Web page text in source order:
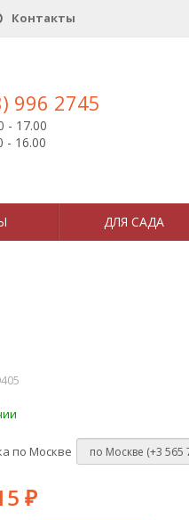
Контакты
996 2745
- 17.00
- 16.00
ДЛЯ САДА
по Москве
₽